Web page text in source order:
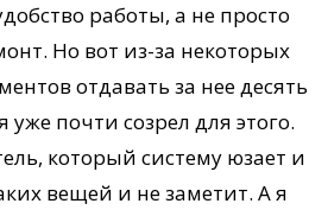
работы, а не просто
Но вот из-за некоторых
отдавать за нее десять
уже почти созрел для этого.
который систему юзает и
вещей и не заметит. А я